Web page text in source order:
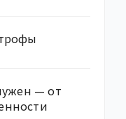
— от